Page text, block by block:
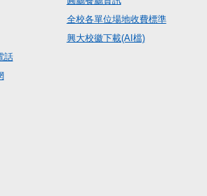
話
全校各單位場地收費標準
興大校徽下載(AI檔)